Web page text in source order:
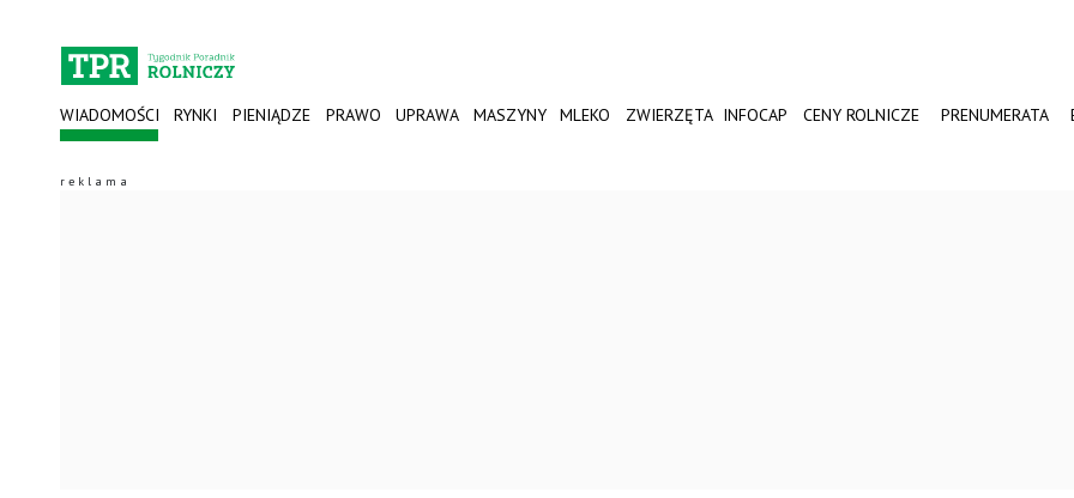
WIADOMOŚCI RYNKI PIENIĄDZE PRAWO UPRAWA MASZYNY MLEKO ZWIERZĘTA INFOCAP CENY ROLNICZE PRENUMERATA